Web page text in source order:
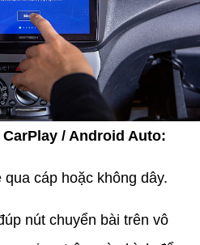
/ Android Auto:
cáp hoặc không dây.
nút chuyển bài trên vô